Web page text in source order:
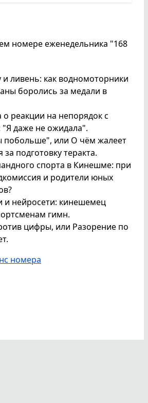
номере еженедельника "168
и ливень: как водномоторники
боролись за медали в
реакции на непорядок с
"Я даже не ожидала".
побольше", или О чём жалеет
подготовку теракта.
спорта в Кинешме: при
и родители юных
и нейросети: кинешемец
гимн.
цифры, или Разорение по
номера